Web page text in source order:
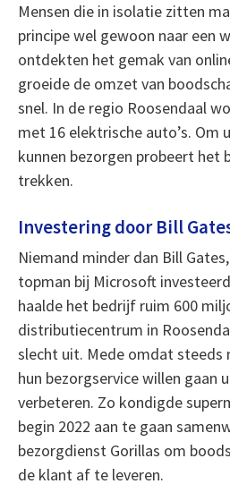
Mensen die in isolatie zitten
principe wel gewoon naar een
ontdekten het gemak van
groeide de omzet van
snel. In de regio Roosendaal
met 16 elektrische auto’s.
kunnen bezorgen probeert het
trekken.
Investering door Bill
Niemand minder dan Bill
topman bij Microsoft
haalde het bedrijf ruim 600
distributiecentrum in
slecht uit. Mede omdat steeds
hun bezorgservice willen gaan
verbeteren. Zo kondigde
begin 2022 aan te gaan
bezorgdienst Gorillas om
de klant af te leveren.